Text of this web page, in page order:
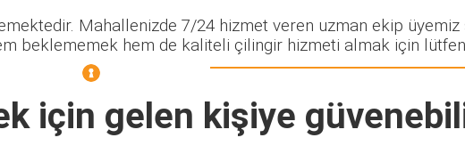
Mahallenizde 7/24 hizmet veren uzman ekip
beklememek hem de kaliteli çilingir hizmeti almak için lütfen
için gelen kişiye